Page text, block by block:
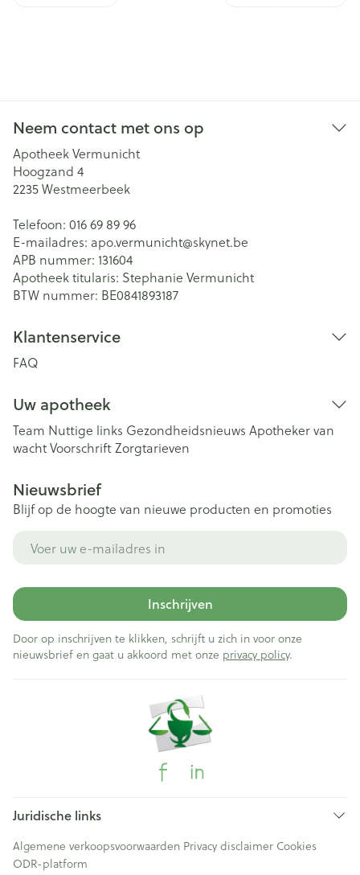
Neem contact met ons op
Apotheek Vermunicht
Hoogzand 4
2235Westmeerbeek
Telefoon: 016 69 89 96
E-mailadres: apo.vermunicht@skynet.be
APB nummer: 131604
Apotheek titularis: Stephanie Vermunicht
BTW nummer: BE0841893187
Klantenservice
FAQ
Uw apotheek
Team Nuttige links Gezondheidsnieuws Apotheker van
wachtVoorschriftZorgtarieven
Nieuwsbrief
Blijf op de hoogte van nieuwe producten en promoties
Inschrijven
Door op inschrijven te klikken, schrijft u zich in voor onze
nieuwsbrief en gaat u akkoord met onze privacy policy.
Juridische links
Algemene verkoopsvoorwaarden Privacy disclaimer Cookies
ODR-platform